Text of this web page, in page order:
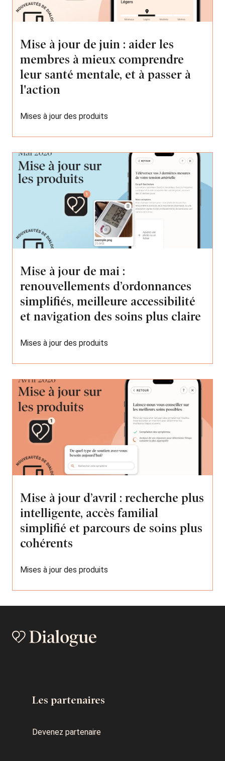
Mise à jour de juin : aider les
membres à mieux comprendre
leur santé mentale, et à passer à
l'action
Mises à jour des produits
Mise à jour de mai :
renouvellements d’ordonnances
simplifiés, meilleure accessibilité
et navigation des soins plus claire
Mises à jour des produits
Mise à jour d’avril : recherche plus
intelligente, accès familial
simplifié et parcours de soins plus
cohérents
Mises à jour des produits
Les partenaires
Devenez partenaire